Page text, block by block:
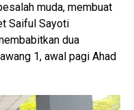
muda, membuat
Saiful Sayoti
dua
1, awal pagi Ahad